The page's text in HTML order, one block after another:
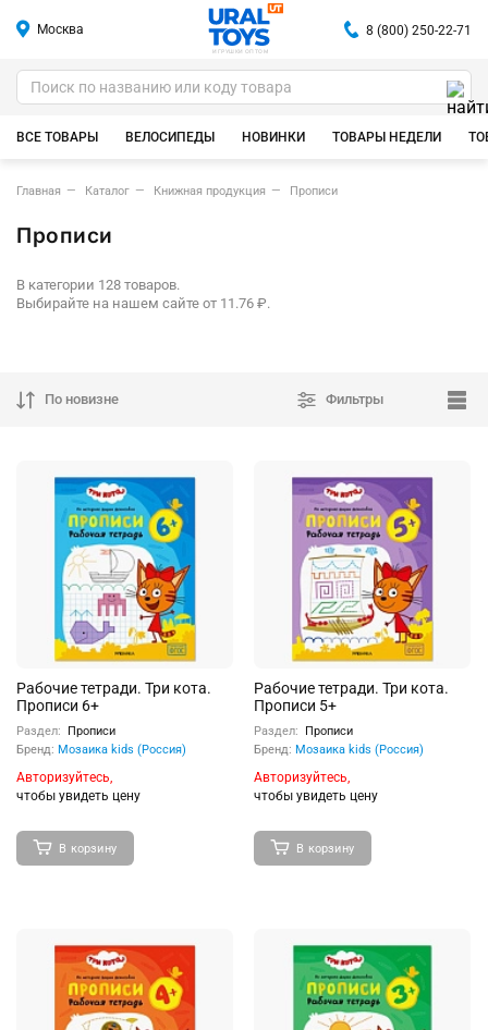
Москва
ИГРУШКИ ОПТОМ
8 (800) 250-22-71
ВСЕ ТОВАРЫ ВЕЛОСИПЕДЫ НОВИНКИ ТОВАРЫ НЕДЕЛИ
Главная Каталог Книжная продукция Прописи
Прописи
В категории 128 товаров.
Выбирайте на нашем сайте от 11.76 ₽.
По новизне Фильтры
Рабочие тетради. Три кота.
Прописи 6+
Раздел:
Прописи
Бренд: Мозаика kids (Россия)
Авторизуйтесь,
чтобы увидеть цену
В корзину
Рабочие тетради. Три кота.
Прописи 5+
Раздел:
Прописи
Бренд: Мозаика kids (Россия)
Авторизуйтесь,
чтобы увидеть цену
В корзину